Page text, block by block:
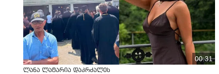
00:31
ლანა ლატარია დაკრძალეს